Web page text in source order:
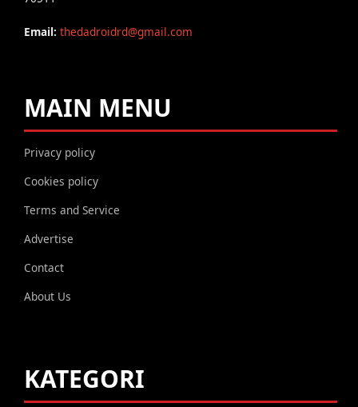
Email: thedadroidrd@gmail.com
MAIN MENU
Privacy policy
Cookies policy
Terms and Service
Advertise
Contact
About Us
KATEGORI